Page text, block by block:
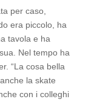
per caso,
era piccolo, ha
tavola e ha
Nel tempo ha
“La cosa bella
la skate
con i colleghi